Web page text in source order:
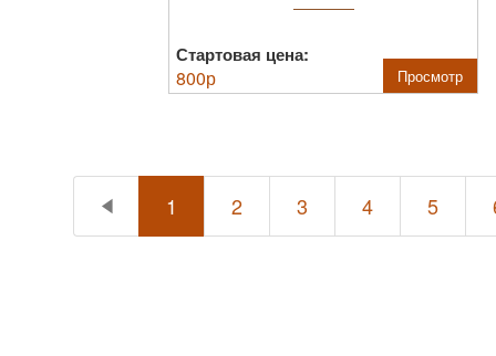
Стартовая цена:
800р Просмотр
1 2 3 4 5